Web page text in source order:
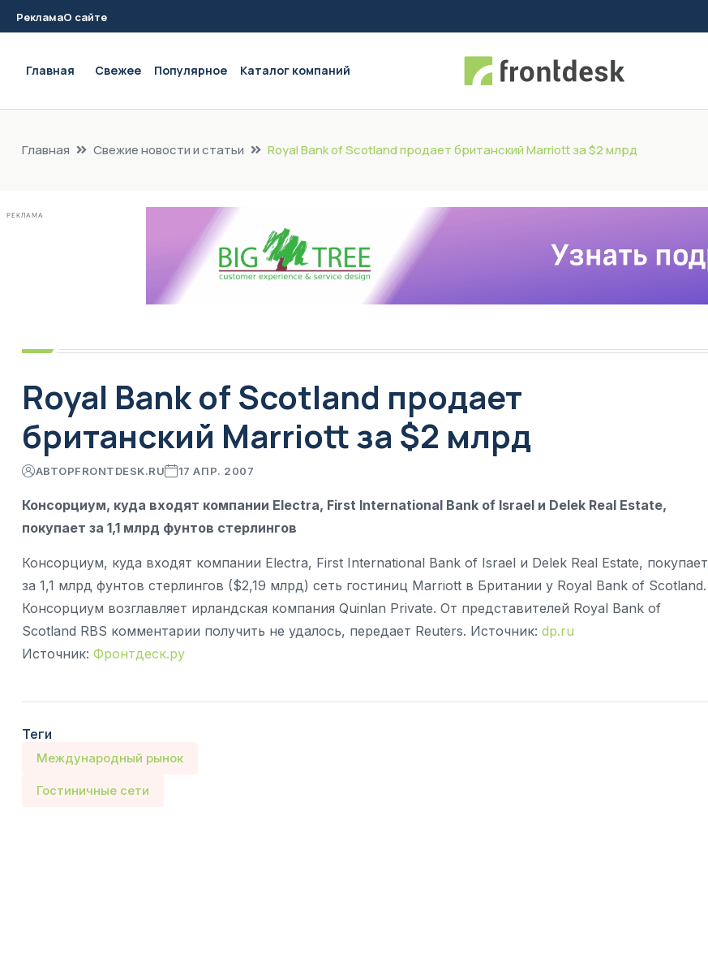
РекламаО сайте
Главная Свежее Популярное Каталог компаний
Главная Свежие новости и статьи Royal Bank of Scotland продает британский Marriott за $2 млрд
РЕКЛАМА
Royal Bank of Scotland продает
британский Marriott за $2 млрд
АВТОРFRONTDESK.RU 17 АПР. 2007
Консорциум, куда входят компании Electra, First International Bank of Israel и Delek Real Estate,
покупает за 1,1 млрд фунтов стерлингов
Консорциум, куда входят компании Electra, First International Bank of Israel и Delek Real Estate, покупает
за 1,1 млрд фунтов стерлингов ($2,19 млрд) сеть гостиниц Marriott в Британии у Royal Bank of Scotland.
Консорциум возглавляет ирландская компания Quinlan Private. От представителей Royal Bank of
Scotland RBS комментарии получить не удалось, передает Reuters. Источник: dp.ru
Источник: Фронтдеск.ру
Теги
Международный рынок
Гостиничные сети